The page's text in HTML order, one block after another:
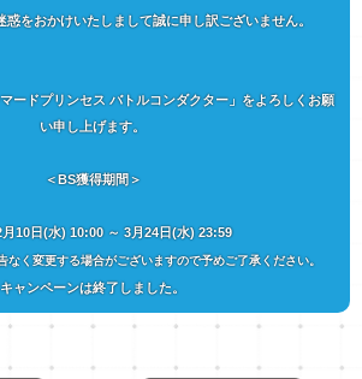
惑をおかけいたしまして誠に申し訳ございません。
ードプリンセス バトルコンダクター」をよろしくお願
い申し上げます。
＜BS獲得期間＞
月10日(水) 10:00 ～ 3月24日(水) 23:59
く変更する場合がございますので予めご了承ください。
キャンペーンは終了しました。